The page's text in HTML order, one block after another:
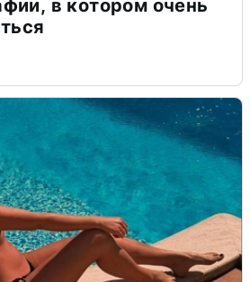
в котором очень